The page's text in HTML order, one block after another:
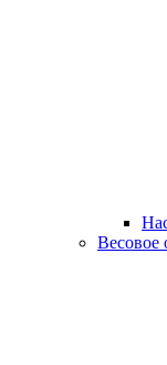
Весовое